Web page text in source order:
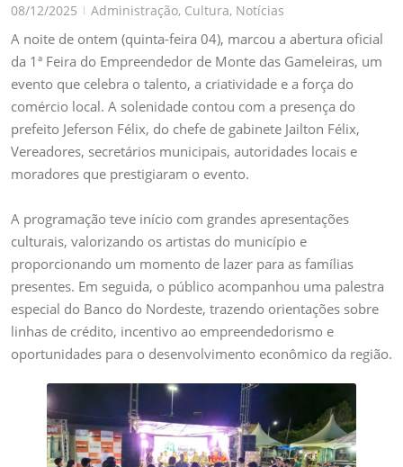
08/12/2025 | Administração, Cultura, Notícias
A noite de ontem (quinta-feira 04), marcou a abertura oficial
da 1ª Feira do Empreendedor de Monte das Gameleiras, um
evento que celebra o talento, a criatividade e a força do
comércio local. A solenidade contou com a presença do
prefeito Jeferson Félix, do chefe de gabinete Jailton Félix,
Vereadores, secretários municipais, autoridades locais e
moradores que prestigiaram o evento.
A programação teve início com grandes apresentações
culturais, valorizando os artistas do município e
proporcionando um momento de lazer para as famílias
presentes. Em seguida, o público acompanhou uma palestra
especial do Banco do Nordeste, trazendo orientações sobre
linhas de crédito, incentivo ao empreendedorismo e
oportunidades para o desenvolvimento econômico da região.